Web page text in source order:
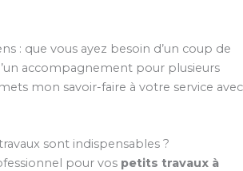
: que vous ayez besoin d’un coup de
accompagnement pour plusieurs
mon savoir-faire à votre service avec
sont indispensables ?
pour vos petits travaux à